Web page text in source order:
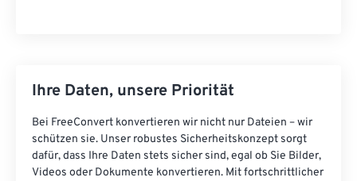
Ihre Daten, unsere Priorität
Bei FreeConvert konvertieren wir nicht nur Dateien – wir
schützen sie. Unser robustes Sicherheitskonzept sorgt
dafür, dass Ihre Daten stets sicher sind, egal ob Sie Bilder,
Videos oder Dokumente konvertieren. Mit fortschrittlicher